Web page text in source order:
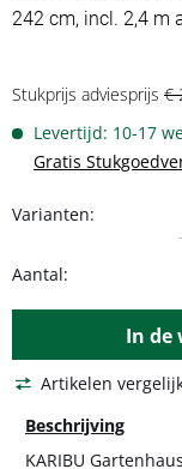
242 cm, incl. 2,4 m
Stukprijs adviesprijs €
Levertijd: 10-17
Gratis
Varianten:
Aantal:
In de
Artikelen
Beschrijving
KARIBU